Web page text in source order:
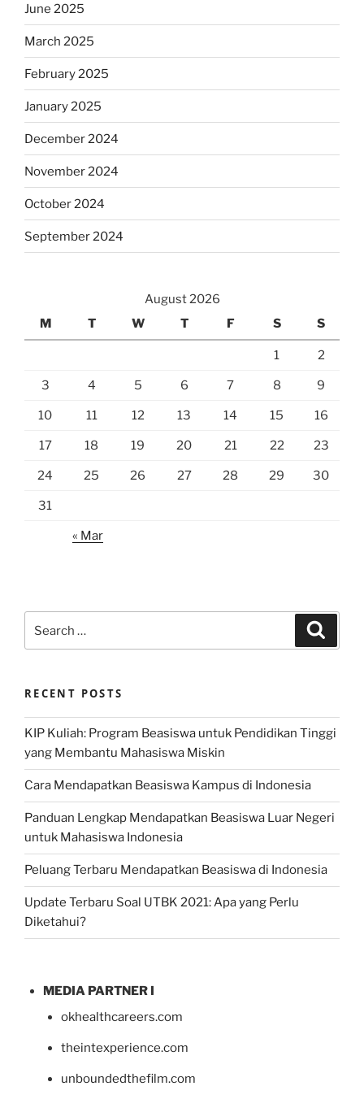
June 2025
March 2025
February 2025
January 2025
December 2024
November 2024
October 2024
September 2024
August 2026
M
T W T F S S
1 2
3 4 5 6 7 8 9
10 11 12 13 14 15 16
17 18 19 20 21 22 23
24 25 26 27 28 29 30
31
« Mar
for:
RECENT POSTS
KIP Kuliah: Program Beasiswa untuk Pendidikan Tinggi
yang Membantu Mahasiswa Miskin
Cara Mendapatkan Beasiswa Kampus di Indonesia
Panduan Lengkap Mendapatkan Beasiswa Luar Negeri
untuk Mahasiswa Indonesia
Peluang Terbaru Mendapatkan Beasiswa di Indonesia
Update Terbaru Soal UTBK 2021: Apa yang Perlu
Diketahui?
MEDIA PARTNER I
okhealthcareers.com
theintexperience.com
unboundedthefilm.com